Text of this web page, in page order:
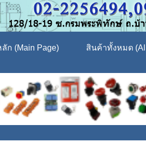
ก (Main Page) สินค้าทั้งหมด